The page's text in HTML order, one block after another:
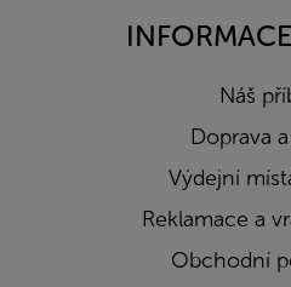
Náš
Doprava
Výdejní
Reklamace a
Obchodní